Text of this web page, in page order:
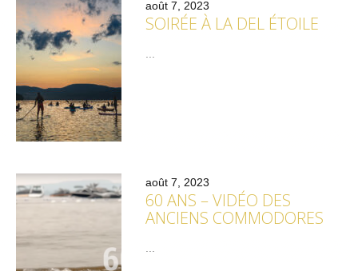
août 7, 2023
SOIRÉE À LA DEL ÉTOILE
août 7, 2023
60 ANS – VIDÉO DES
ANCIENS COMMODORES